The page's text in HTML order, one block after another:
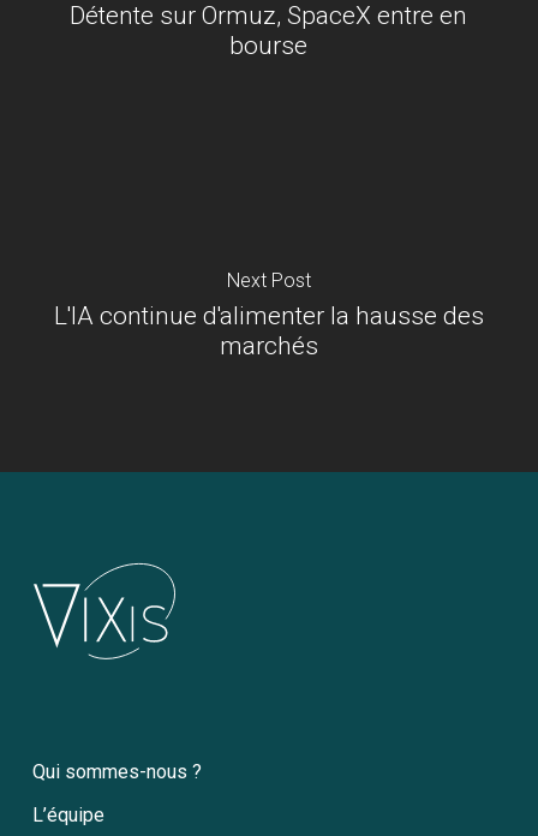
Détente sur Ormuz, SpaceX entre en
bourse
Next Post
L'IA continue d'alimenter la hausse des
marchés
Qui sommes-nous ?
L’équipe